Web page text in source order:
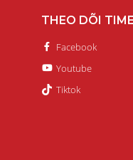
THEO DÕI
Facebook
Youtube
Tiktok